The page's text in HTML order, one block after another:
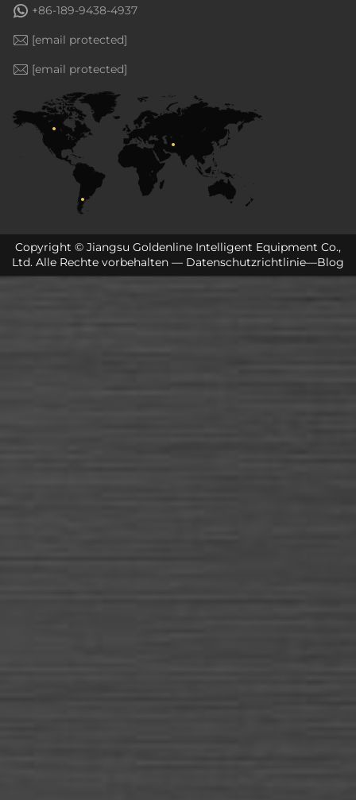
+86-189-9438-4937
[email protected]
[email protected]
Copyright © Jiangsu Goldenline Intelligent Equipment Co.,
Ltd. Alle Rechte vorbehalten — Datenschutzrichtlinie—Blog